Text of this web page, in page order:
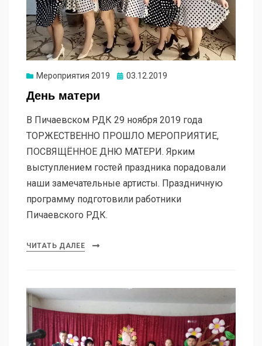
Мероприятия 2019 03.12.2019
День матери
В Пичаевском РДК 29 ноября 2019 года
ТОРЖЕСТВЕННО ПРОШЛО МЕРОПРИЯТИЕ,
ПОСВЯЩЁННОЕ ДНЮ МАТЕРИ. Ярким
выступлением гостей праздника порадовали
наши замечательные артисты. Праздничную
программу подготовили работники
Пичаевского РДК.
ЧИТАТЬ ДАЛЕЕ